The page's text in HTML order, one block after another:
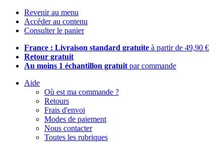
Revenir au menu
Accéder au contenu
Consulter le panier
France : Livraison standard gratuite à partir de 49,90 €
Retour gratuit
Au moins 1 échantillon gratuit par commande
Aide
Où est ma commande ?
Retours
Frais d'envoi
Modes de paiement
Nous contacter
Toutes les rubriques